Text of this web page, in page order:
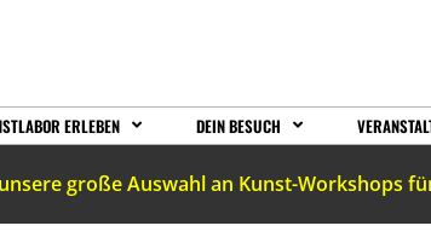
ERLEBEN DEIN BESUCH
große Auswahl an Kunst-Workshops